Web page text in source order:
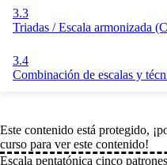
3.3
Triadas / Escala armonizada
3.4
Combinación de escalas y
Este contenido está protegido,
curso para ver este contenido!
Escala pentatónica cinco patrones